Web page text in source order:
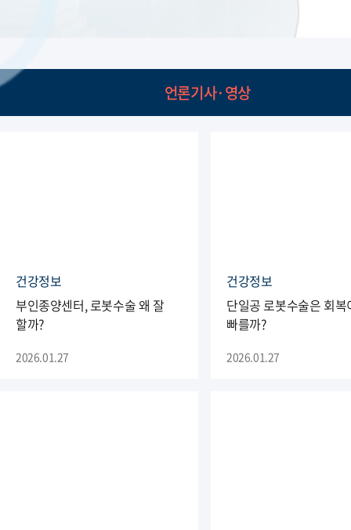
언론기사·영상
건강정보
부인종양센터, 로봇수술 왜 잘
할까?
2026.01.27
건강정보
단일공 로봇수술은 회복
빠를까?
2026.01.27